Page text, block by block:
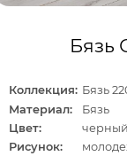
Бязь
Коллекция: Бязь
Материал:
Бязь
Цвет:
Рисунок: